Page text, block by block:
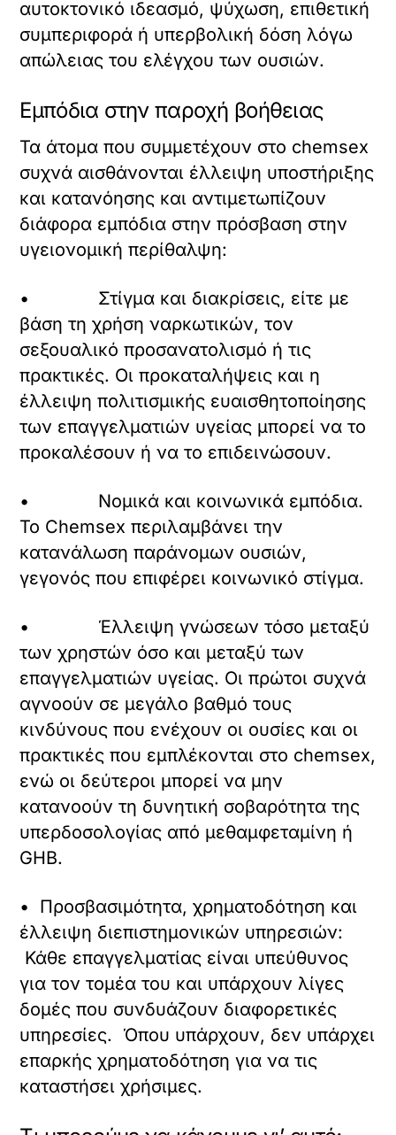
αυτοκτονικό ιδεασμό, ψύχωση, επιθετική
συμπεριφορά ή υπερβολική δόση λόγω
απώλειας του ελέγχου των ουσιών.
Εμπόδια στην παροχή βοήθειας
Τα άτομα που συμμετέχουν στο chemsex
συχνά αισθάνονται έλλειψη υποστήριξης
και κατανόησης και αντιμετωπίζουν
διάφορα εμπόδια στην πρόσβαση στην
υγειονομική περίθαλψη:
• Στίγμα και διακρίσεις, είτε με
βάση τη χρήση ναρκωτικών, τον
σεξουαλικό προσανατολισμό ή τις
πρακτικές. Οι προκαταλήψεις και η
έλλειψη πολιτισμικής ευαισθητοποίησης
των επαγγελματιών υγείας μπορεί να το
προκαλέσουν ή να το επιδεινώσουν.
• Νομικά και κοινωνικά εμπόδια.
Το Chemsex περιλαμβάνει την
κατανάλωση παράνομων ουσιών,
γεγονός που επιφέρει κοινωνικό στίγμα.
• Έλλειψη γνώσεων τόσο μεταξύ
των χρηστών όσο και μεταξύ των
επαγγελματιών υγείας. Οι πρώτοι συχνά
αγνοούν σε μεγάλο βαθμό τους
κινδύνους που ενέχουν οι ουσίες και οι
πρακτικές που εμπλέκονται στο chemsex,
ενώ οι δεύτεροι μπορεί να μην
κατανοούν τη δυνητική σοβαρότητα της
υπερδοσολογίας από μεθαμφεταμίνη ή
GHB.
• Προσβασιμότητα, χρηματοδότηση και
έλλειψη διεπιστημονικών υπηρεσιών:
Κάθε επαγγελματίας είναι υπεύθυνος
για τον τομέα του και υπάρχουν λίγες
δομές που συνδυάζουν διαφορετικές
υπηρεσίες. Όπου υπάρχουν, δεν υπάρχει
επαρκής χρηματοδότηση για να τις
καταστήσει χρήσιμες.